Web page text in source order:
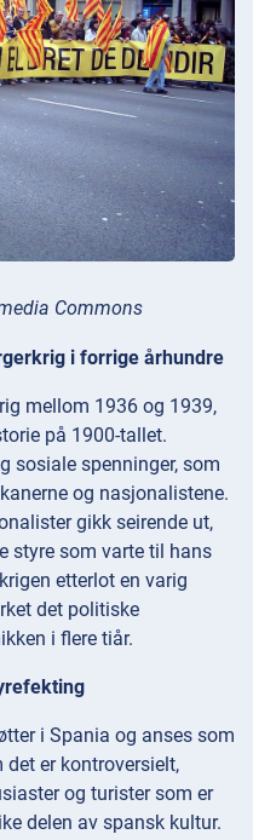
Commons
i forrige århundre
mellom 1936 og 1939,
på 1900-tallet.
sosiale spenninger, som
og nasjonalistene.
gikk seirende ut,
styre som varte til hans
etterlot en varig
det politiske
i flere tiår.
i Spania og anses som
er kontroversielt,
og turister som er
delen av spansk kultur.